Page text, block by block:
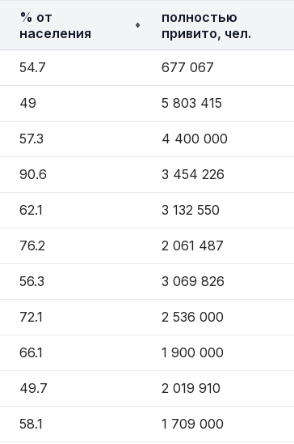
% от
населения
полностью
привито, чел.
54.7 677 067
49 5 803 415
57.3 4 400 000
90.6 3 454 226
62.1 3 132 550
76.2 2 061 487
56.3 3 069 826
72.1 2 536 000
66.1 1 900 000
49.7 2 019 910
58.1 1 709 000